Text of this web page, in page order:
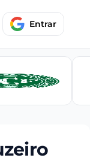
Entrar